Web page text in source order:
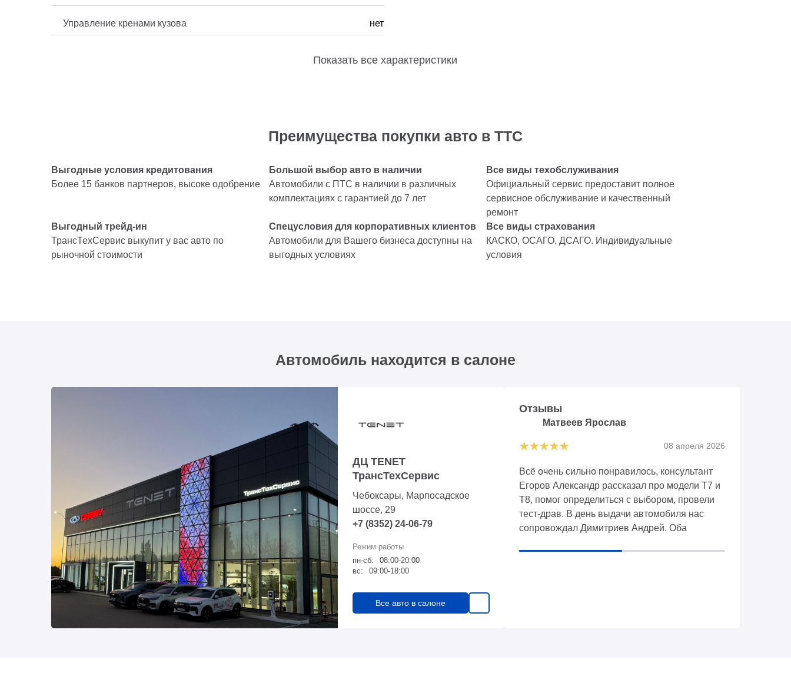
Управление кренами кузова нет
Показать все характеристики
Преимущества покупки авто в ТТС
Выгодные условия кредитования
Более 15 банков партнеров, высоке одобрение
Большой выбор авто в наличии
Автомобили с ПТС в наличии в различных
комплектациях с гарантией до 7 лет
Все виды техобслуживания
Официальный сервис предоставит полное
сервисное обслуживание и качественный
ремонт
Выгодный трейд-ин
ТрансТехСервис выкупит у вас авто по
рыночной стоимости
Спецусловия для корпоративных клиентов
Автомобили для Вашего бизнеса доступны на
выгодных условиях
Все виды страхования
КАСКО, ОСАГО, ДСАГО. Индивидуальные
условия
Автомобиль находится в салоне
ДЦ TENET
ТрансТехСервис
Чебоксары, Марпосадское
шоссе, 29
+7 (8352) 24-06-79
пн-сб:
08:00-20:00
вс:
09:00-18:00
Все авто в салоне
Отзывы
Матвеев Ярослав
08 апреля 2026
Всё очень сильно понравилось, консультант
Егоров Александр рассказал про модели Т7 и
Т8, помог определиться с выбором, провели
тест-драв. В день выдачи автомобиля нас
сопровождал Димитриев Андрей. Оба